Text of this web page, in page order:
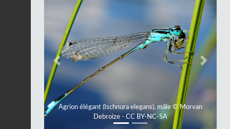
Agrion élégant (Ischnura elegans), mâle © Morvan
Debroize - CC BY-NC-SA
Previous Next